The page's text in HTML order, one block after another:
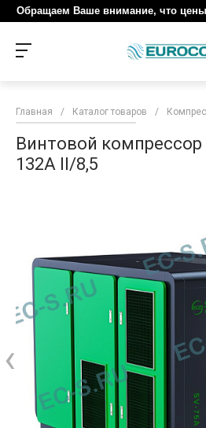
Обращаем Ваше внимание, что цены
Главная / Каталог товаров /
Винтовой компрессор
132A II/8,5
‹